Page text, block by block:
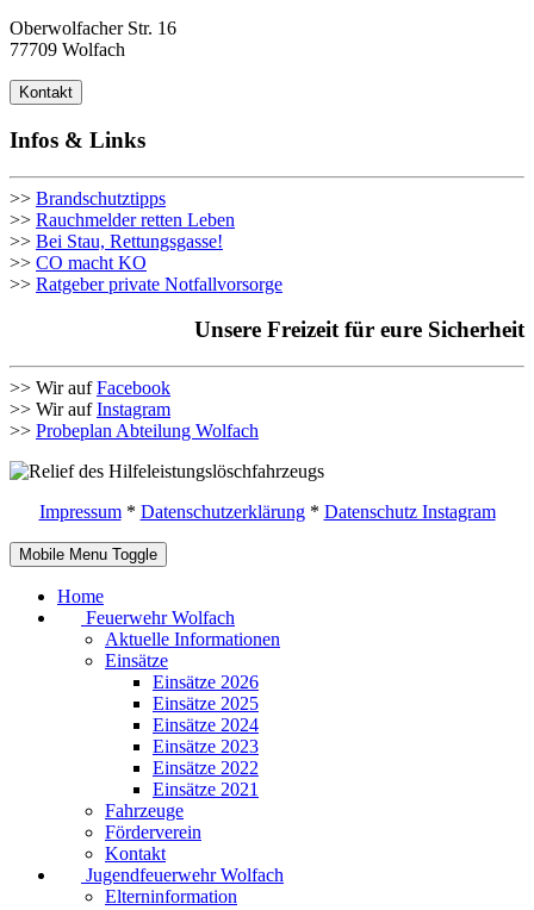
Oberwolfacher Str. 16
77709 Wolfach
Kontakt
Infos & Links
>> Brandschutztipps
>> Rauchmelder retten Leben
>> Bei Stau, Rettungsgasse!
>> CO macht KO
>> Ratgeber private Notfallvorsorge
Unsere Freizeit für eure Sicherheit
>> Wir aufFacebook
>> Wir aufInstagram
>> Probeplan Abteilung Wolfach
Impressum* Datenschutzerklärung* Datenschutz Instagram
Mobile Menu Toggle
Home
Feuerwehr Wolfach
Aktuelle Informationen
Einsätze
Einsätze 2026
Einsätze 2025
Einsätze 2024
Einsätze 2023
Einsätze 2022
Einsätze 2021
Fahrzeuge
Förderverein
Kontakt
Jugendfeuerwehr Wolfach
Elterninformation